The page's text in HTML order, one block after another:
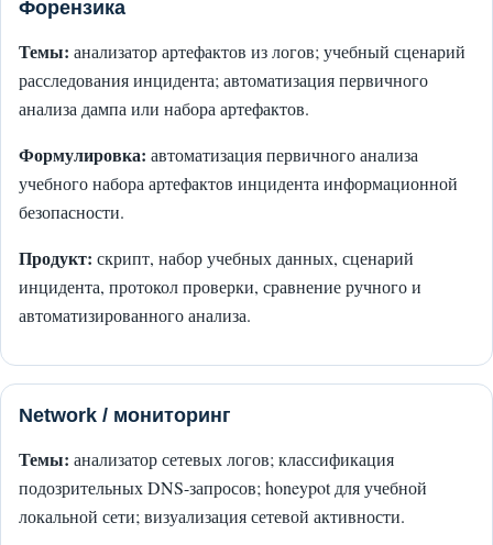
Форензика
Темы: анализатор артефактов из логов; учебный сценарий
расследования инцидента; автоматизация первичного
анализа дампа или набора артефактов.
Формулировка: автоматизация первичного анализа
учебного набора артефактов инцидента информационной
безопасности.
Продукт: скрипт, набор учебных данных, сценарий
инцидента, протокол проверки, сравнение ручного и
автоматизированного анализа.
Network / мониторинг
Темы: анализатор сетевых логов; классификация
подозрительных DNS-запросов; honeypot для учебной
локальной сети; визуализация сетевой активности.